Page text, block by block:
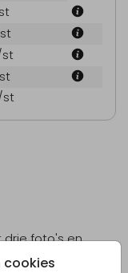
cookies
drie foto's en